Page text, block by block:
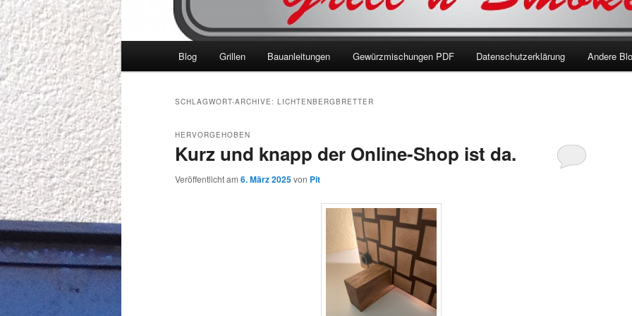
Blog Grillen Bauanleitungen Gewürzmischungen PDF Datenschutzerklärung Andere
SCHLAGWORT-ARCHIVE: LICHTENBERGBRETTER
Kurz und knapp der Online-Shop ist da.
HERVORGEHOBEN
Veröffentlicht am 6. März 2025von Pit